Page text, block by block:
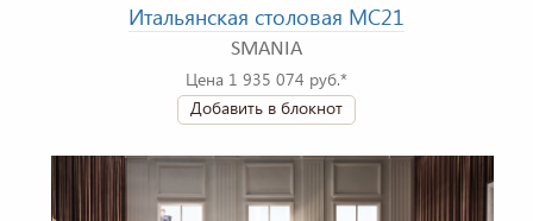
Итальянская столовая MC21
SMANIA
Цена 1 935 074 руб.*
Добавить в блокнот